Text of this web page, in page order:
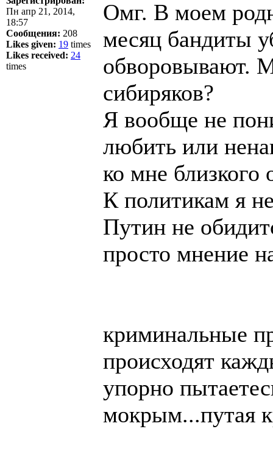
Пн апр 21, 2014,
18:57
Сообщения: 208
Likes given: 19 times
Likes received: 24
times
Омг. В моем
месяц бандиты
обворовывают.
сибиряков?
Я вообще не
любить или
ко мне близкого
К политикам я
Путин не
просто мнение
криминальные
происходят
упорно
мокрым...путая